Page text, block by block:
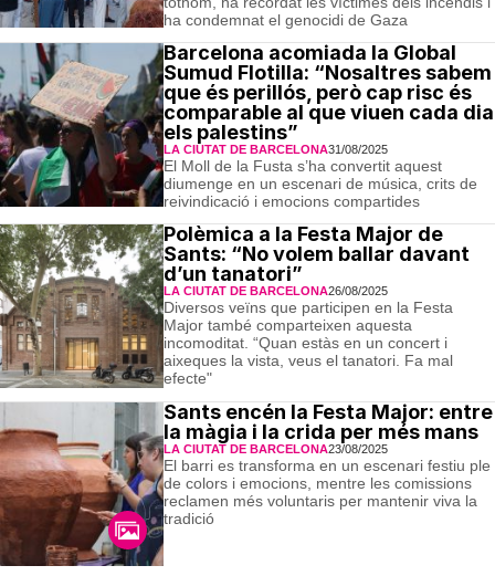
ha condemnat el genocidi de Gaza
Barcelona acomiada la Global
Sumud Flotilla: “Nosaltres sabem
que és perillós, però cap risc és
comparable al que viuen cada dia
els palestins”
LA CIUTAT DE BARCELONA31/08/2025
El Moll de la Fusta s’ha convertit aquest
diumenge en un escenari de música, crits de
reivindicació i emocions compartides
Polèmica a la Festa Major de
Sants: “No volem ballar davant
d’un tanatori”
LA CIUTAT DE BARCELONA26/08/2025
Diversos veïns que participen en la Festa
Major també comparteixen aquesta
incomoditat. “Quan estàs en un concert i
aixeques la vista, veus el tanatori. Fa mal
efecte"
Sants encén la Festa Major: entre
la màgia i la crida per més mans
LA CIUTAT DE BARCELONA23/08/2025
El barri es transforma en un escenari festiu ple
de colors i emocions, mentre les comissions
reclamen més voluntaris per mantenir viva la
tradició